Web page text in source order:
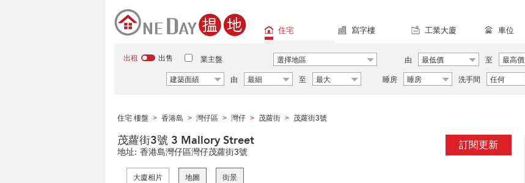
住宅 寫字樓 工業大廈 車位
出租 出售 業主盤 選擇地區 由 最低價 至
最高價
建築面績
由 最細 至 最大 睡房 睡房 洗手間 任何
住宅 樓盤 > 香港島 > 灣仔區 > 灣仔 > 茂蘿街 > 茂蘿街3號
訂閱更新
茂蘿街3號 3 Mallory Street
地址: 香港島灣仔區灣仔茂蘿街3號
大廈相片 地圖 街景